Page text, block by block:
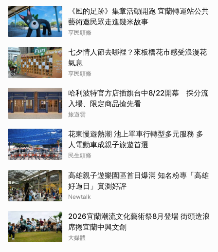
《風的足跡》集章活動開跑 宜蘭轉運站公共
藝術邀民眾走進幾米故事
享民頭條
七夕情人節去哪裡？來板橋花市感受浪漫花
氣息
享民頭條
哈利波特官方店插旗台中8/22開幕 採分流
入場、限定商品搶先看
旅遊雲
花東慢遊熱潮 池上單車行轉型多元服務 多
人電動車成親子旅遊首選
民生頭條
高雄親子遊樂園區首日爆滿 知名粉專「高雄
好過日」實測好評
Newtalk
2026宜蘭潮流文化藝術祭8月登場 街頭造浪
席捲宜蘭中興文創
大媒體